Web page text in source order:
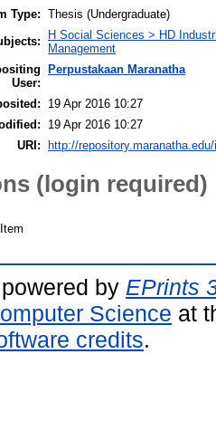
Type:
Thesis (Undergraduate)
H Social Sciences > HD
Management
User:
Perpustakaan Maranatha
19 Apr 2016 10:27
19 Apr 2016 10:27
URI:
http://
(login required)
by EPrints
Science at
credits.